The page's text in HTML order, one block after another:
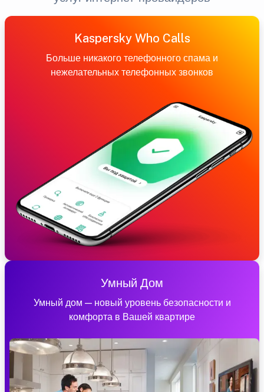
Kaspersky Who Calls
Больше никакого телефонного спама и
нежелательных телефонных звонков
Умный Дом
Умный дом — новый уровень безопасности и
комфорта в Вашей квартире